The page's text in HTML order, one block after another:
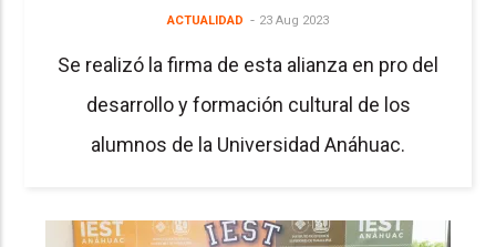
ACTUALIDAD 23 Aug 2023
Se realizó la firma de esta alianza en pro del
desarrollo y formación cultural de los
alumnos de la Universidad Anáhuac.